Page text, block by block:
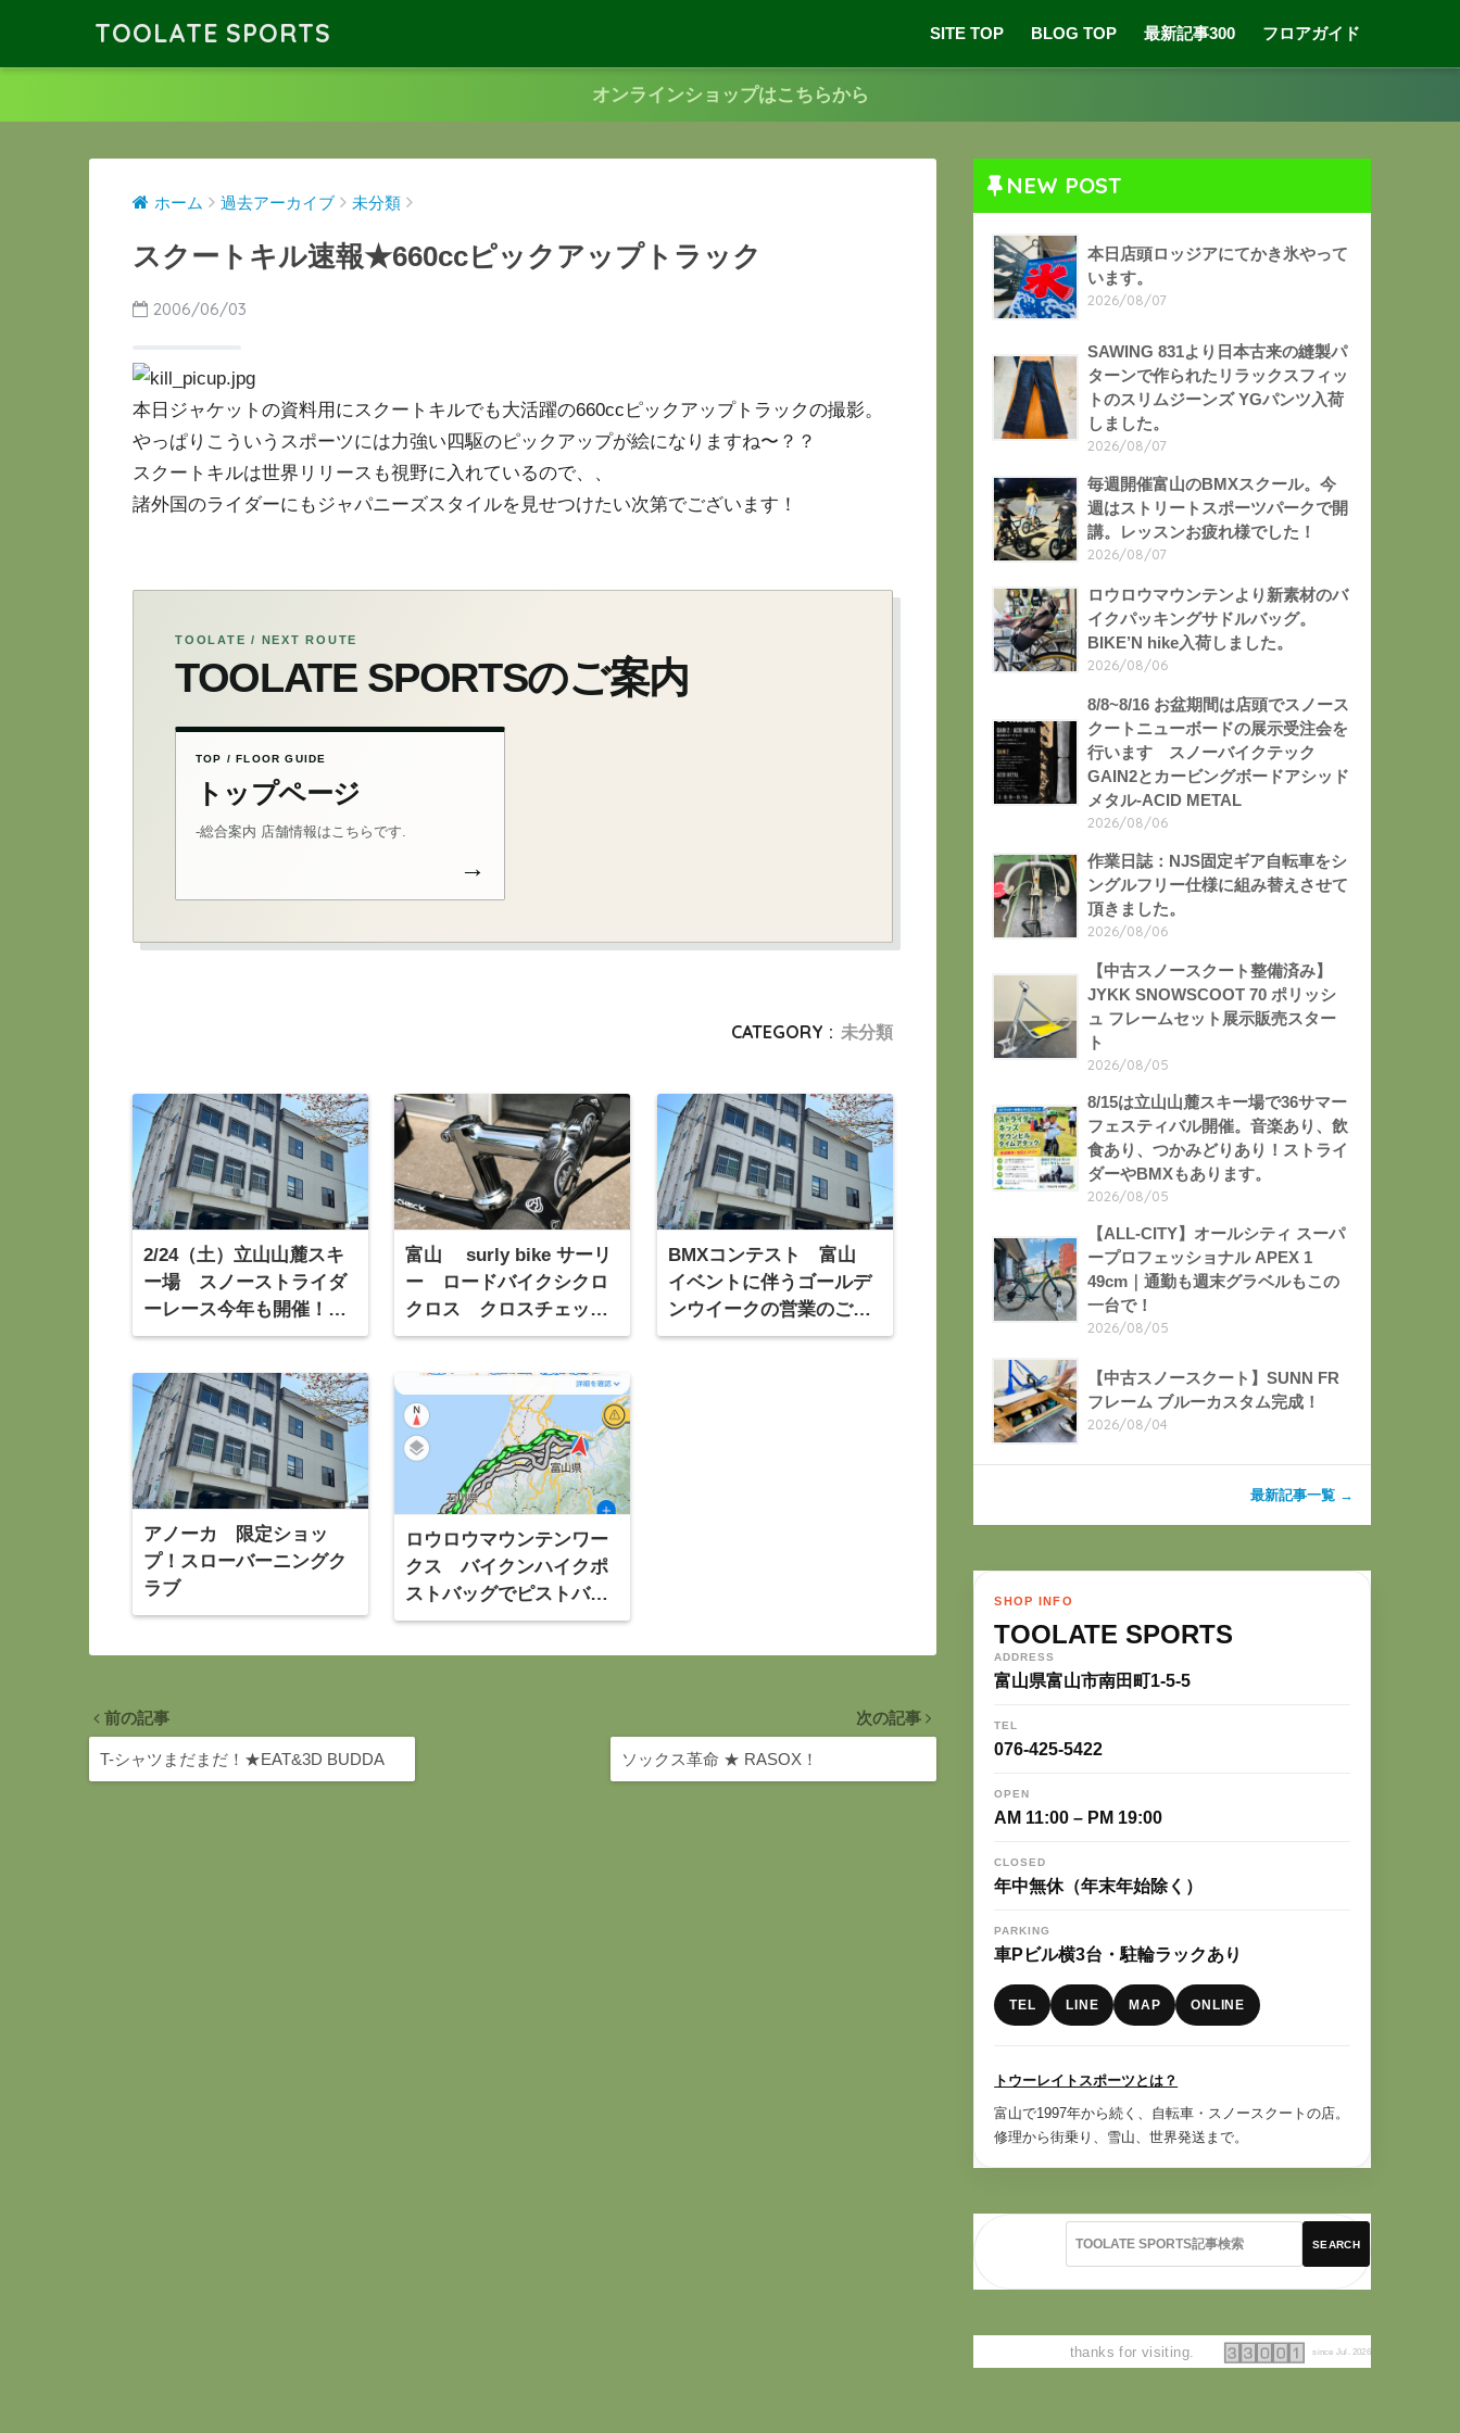
TOOLATE SPORTS SITE TOP BLOG TOP 最新記事300 フロアガイド
オンラインショップはこちらから
ホーム 過去アーカイブ 未分類
スクートキル速報★660ccピックアップトラック
2006/06/03
本日ジャケットの資料用にスクートキルでも大活躍の660ccピックアップトラックの撮影。
やっぱりこういうスポーツには力強い四駆のピックアップが絵になりますね〜？？
スクートキルは世界リリースも視野に入れているので、、
諸外国のライダーにもジャパニーズスタイルを見せつけたい次第でございます！
TOOLATE / NEXT ROUTE
TOOLATE SPORTSのご案内
TOP / FLOOR GUIDE
トップページ
-総合案内 店舗情報はこちらです.
→
CATEGORY : 未分類
2/24（土）立山山麓スキ
ー場 スノーストライダ
ーレース今年も開催！
エントリー開始しました
富山 surly bike サーリ
ー ロードバイクシクロ
クロス クロスチェック
カスタム おすすめ完成
BMXコンテスト 富山
イベントに伴うゴールデ
ンウイークの営業のご案
内
アノーカ 限定ショッ
プ！スローバーニングク
ラブ
ロウロウマウンテンワー
クス バイクンハイクポ
ストバッグでピストバイ
ク固定ギア富山から大阪
前の記事
T-シャツまだまだ！★EAT&3D BUDDA
次の記事
ソックス革命 ★ RASOX！
NEW POST
本日店頭ロッジアにてかき氷やって
います。
2026/08/07
SAWING 831より日本古来の縫製パ
ターンで作られたリラックスフィッ
トのスリムジーンズ YGパンツ入荷
しました。
2026/08/07
毎週開催富山のBMXスクール。今
週はストリートスポーツパークで開
講。レッスンお疲れ様でした！
2026/08/07
ロウロウマウンテンより新素材のバ
イクパッキングサドルバッグ。
BIKE’N hike入荷しました。
2026/08/06
8/8~8/16 お盆期間は店頭でスノース
クートニューボードの展示受注会を
行います スノーバイクテック
GAIN2とカービングボードアシッド
メタル-ACID METAL
2026/08/06
作業日誌：NJS固定ギア自転車をシ
ングルフリー仕様に組み替えさせて
頂きました。
2026/08/06
【中古スノースクート整備済み】
JYKK SNOWSCOOT 70 ポリッシ
ュ フレームセット展示販売スター
ト
2026/08/05
8/15は立山山麓スキー場で36サマー
フェスティバル開催。音楽あり、飲
食あり、つかみどりあり！ストライ
ダーやBMXもあります。
2026/08/05
【ALL-CITY】オールシティ スーパ
ープロフェッショナル APEX 1
49cm｜通勤も週末グラベルもこの
一台で！
2026/08/05
【中古スノースクート】SUNN FR
フレーム ブルーカスタム完成！
2026/08/04
最新記事一覧 →
SHOP INFO
TOOLATE SPORTS
ADDRESS
富山県富山市南田町1-5-5
TEL
076-425-5422
OPEN
AM 11:00 – PM 19:00
CLOSED
年中無休（年末年始除く）
PARKING
車Pビル横3台・駐輪ラックあり
TEL LINE MAP ONLINE
トウーレイトスポーツとは？
富山で1997年から続く、自転車・スノースクートの店。
修理から街乗り、雪山、世界発送まで。
SEARCH
thanks for visiting. since Jul. 2026